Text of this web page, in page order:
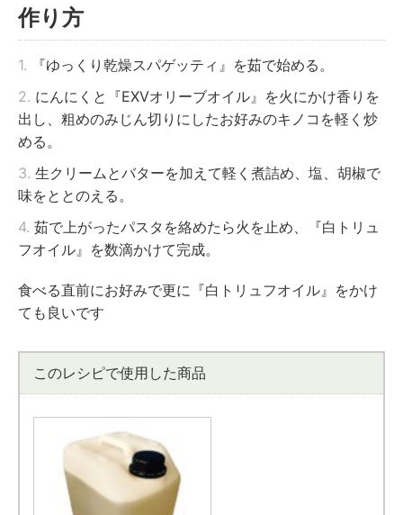
作り方
1.
『ゆっくり乾燥スパゲッティ』を茹で始める。
2. にんにくと『EXVオリーブオイル』を火にかけ香りを
出し、粗めのみじん切りにしたお好みのキノコを軽く炒
める。
3. 生クリームとバターを加えて軽く煮詰め、塩、胡椒で
味をととのえる。
4. 茹で上がったパスタを絡めたら火を止め、『白トリュ
フオイル』を数滴かけて完成。
食べる直前にお好みで更に『白トリュフオイル』をかけ
ても良いです
このレシピで使用した商品